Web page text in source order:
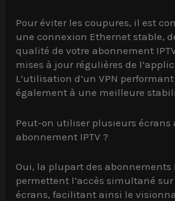
Pour éviter les coupures, il est
une connexion Ethernet stable,
qualité de votre abonnement
mises à jour régulières de
L’utilisation d’un VPN
également à une meilleure
Peut-on utiliser plusieurs écrans
abonnement IPTV ?
Oui, la plupart des abonnements
permettent l’accès simultané
écrans, facilitant ainsi le